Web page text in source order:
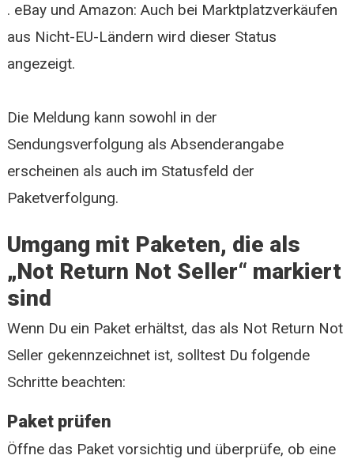
. eBay und Amazon: Auch bei Marktplatzverkäufen
aus Nicht-EU-Ländern wird dieser Status
angezeigt.
Die Meldung kann sowohl in der
Sendungsverfolgung als Absenderangabe
erscheinen als auch im Statusfeld der
Paketverfolgung.
Umgang mit Paketen, die als
„Not Return Not Seller“ markiert
sind
Wenn Du ein Paket erhältst, das als Not Return Not
Seller gekennzeichnet ist, solltest Du folgende
Schritte beachten:
Paket prüfen
Öffne das Paket vorsichtig und überprüfe, ob eine